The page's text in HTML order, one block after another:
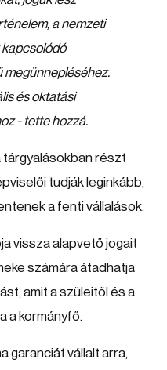
a nemzeti
kapcsolódó
megünnepléséhez.
és oktatási
- tette hozzá.
tárgyalásokban részt
tudják leginkább,
a fenti vállalások.
vissza alapvető jogait
számára átadhatja
amit a szüleitől és a
a kormányfő.
garanciát vállalt arra,